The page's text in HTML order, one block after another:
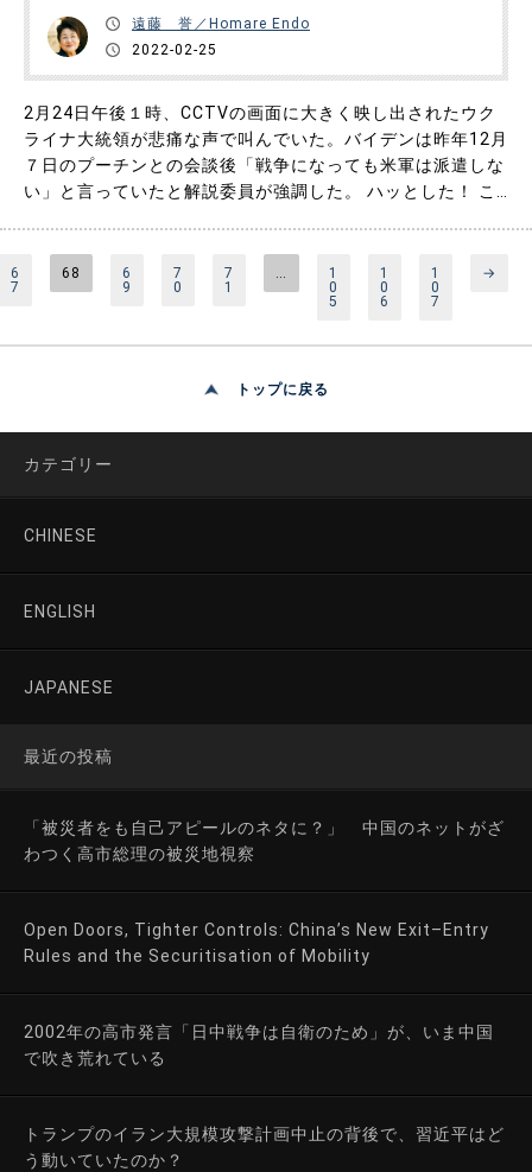
遠藤 誉／Homare Endo
2022-02-25
2月24日午後１時、CCTVの画面に大きく映し出されたウク
ライナ大統領が悲痛な声で叫んでいた。バイデンは昨年12月
７日のプーチンとの会談後「戦争になっても米軍は派遣しな
い」と言っていたと解説委員が強調した。 ハッとした！ こ
烈な悔恨に襲われた。加えて2月24日の夜になると、NATO
も……
6
7
68
6
9
7
0
7
1
…
1
0
5
1
0
6
1
0
7
→
トップに戻る
カテゴリー
CHINESE
ENGLISH
JAPANESE
最近の投稿
「被災者をも自己アピールのネタに？」 中国のネットがざ
わつく高市総理の被災地視察
Open Doors, Tighter Controls: China’s New Exit–Entry
Rules and the Securitisation of Mobility
2002年の高市発言「日中戦争は自衛のため」が、いま中国
で吹き荒れている
トランプのイラン大規模攻撃計画中止の背後で、習近平はど
う動いていたのか？